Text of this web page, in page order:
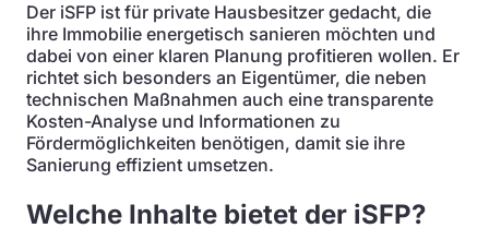
Der iSFP ist für private Hausbesitzer gedacht, die
ihre Immobilie energetisch sanieren möchten und
dabei von einer klaren Planung profitieren wollen. Er
richtet sich besonders an Eigentümer, die neben
technischen Maßnahmen auch eine transparente
Kosten-Analyse und Informationen zu
Fördermöglichkeiten benötigen, damit sie ihre
Sanierung effizient umsetzen.
Welche Inhalte bietet der iSFP?